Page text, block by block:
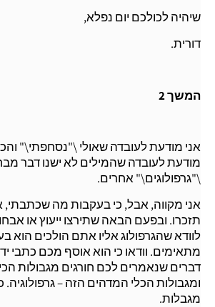
שיהיה לכולכם יום נפלא,
דורית.
המשך 2
אני מודעת לעובדה שאולי \"נסחפתי\"
מודעת לעובדה שהמילים לא ישנו דבר
\"גרפולוגים\" אחרים.
אני מקווה, אבל, כי בעקבות מה
תזכרו. ובפעם הבאה שתירצו ייעוץ או
לוודא שהגרפולוג אליו אתם הולכים הוא
מתאימים. וודאו כי הוא אוסף מכם כתבי
דברים שנאמרים לכם חורגים מגבולות
ומגבולות הכלי המדהים הזה – גרפולוגיה.
מגבלות.